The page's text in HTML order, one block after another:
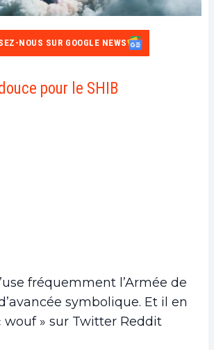
NOUS SUR GOOGLE NEWS
pour le SHIB
fréquemment l’Armée de
symbolique. Et il en
wouf » sur Twitter Reddit